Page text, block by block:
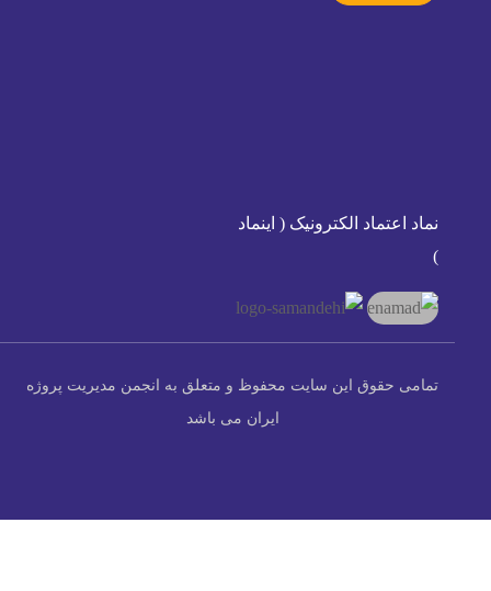
نماد اعتماد الکترونیک ( اینماد
تمامی حقوق این سایت محفوظ و متعلق به انجمن مدیریت پروژه
ایران می باشد